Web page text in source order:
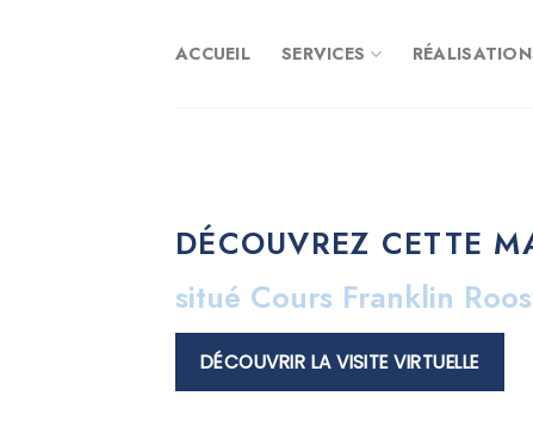
ACCUEIL SERVICES
DÉCOUVREZ CETTE
situé Cours Franklin
DÉCOUVRIR LA VISITE VIRTUELLE